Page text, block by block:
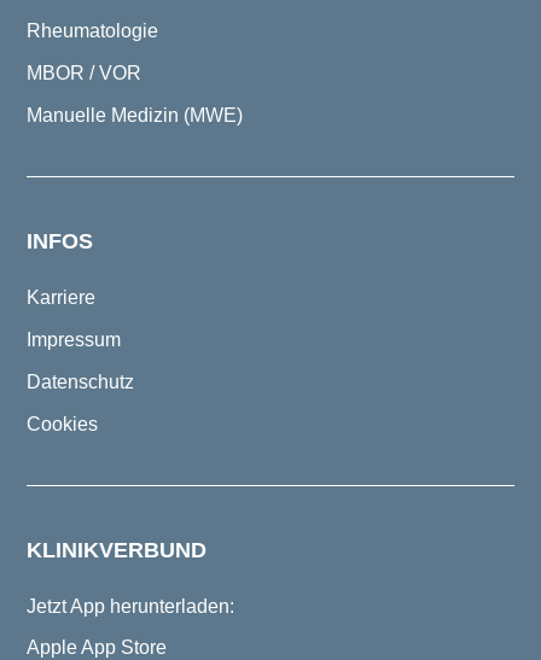
Rheumatologie
MBOR / VOR
Manuelle Medizin (MWE)
INFOS
Karriere
Impressum
Datenschutz
Cookies
KLINIKVERBUND
Jetzt App herunterladen:
Apple App Store